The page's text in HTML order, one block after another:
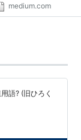
medium.com
語? (旧ひろく